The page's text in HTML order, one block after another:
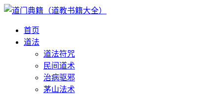
首页
道法
道法符咒
民间道术
治病驱邪
茅山法术